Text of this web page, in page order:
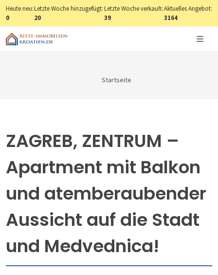
Heute neu:
0
Letzte Woche hinzugefügt:
20
Letzte Woche verkauft:
39
Aktuelles Angebot:
3164
Startseite
ZAGREB, ZENTRUM –
Apartment mit Balkon
und atemberaubender
Aussicht auf die Stadt
und Medvednica!